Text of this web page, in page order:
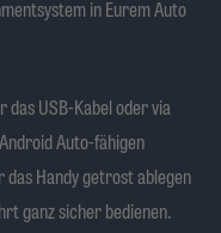
in Eurem Auto
USB-Kabel oder via
Auto-fähigen
Handy getrost ablegen
ganz sicher bedienen.